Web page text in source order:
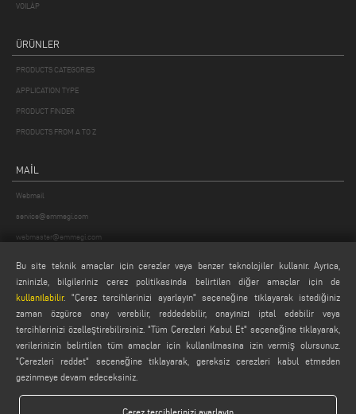
VOILÀP
ÜRÜNLER
PRODUCTS CATEGORIES
APPLICATION TYPE
PRODUCT FINDER
PRODUCTS FROM A TO Z
MAIL
Webmail
service@emmegi.com
webmaster@emmegi.com
FIND US ON
LEGALS
Bu site teknik amaçlar için çerezler veya benzer teknolojiler kullanır. Ayrıca,
izninizle, bilgileriniz çerez politikasında belirtilen diğer amaçlar için de
kullanılabilir. "Çerez tercihlerinizi ayarlayın" seçeneğine tıklayarak istediğiniz
zaman özgürce onay verebilir, reddedebilir, onayınızı iptal edebilir veya
tercihlerinizi özelleştirebilirsiniz. "Tüm Çerezleri Kabul Et" seçeneğine tıklayarak,
verilerinizin belirtilen tüm amaçlar için kullanılmasına izin vermiş olursunuz.
"Çerezleri reddet" seçeneğine tıklayarak, gereksiz çerezleri kabul etmeden
gezinmeye devam edeceksiniz.